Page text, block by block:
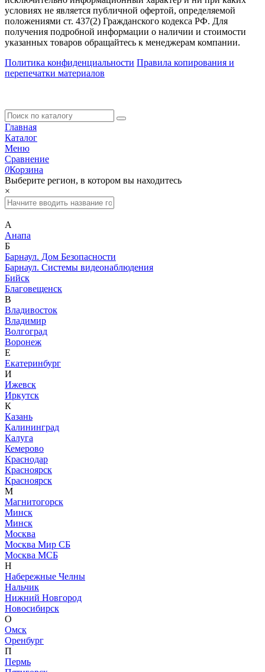
условиях не является публичной офертой, определяемой
положениями ст. 437(2) Гражданского кодекса РФ. Для
получения подробной информации о наличии и стоимости
указанных товаров обращайтесь к менеджерам компании.
Политика конфиденциальности Правила копирования и
перепечатки материалов
Главная
Каталог
Меню
Сравнение
0Корзина
Выберите регион, в котором вы находитесь
×
А
Анапа
Б
Барнаул. Дом Безопасности
Барнаул. Системы видеонаблюдения
Бийск
Благовещенск
В
Владивосток
Владимир
Волгоград
Воронеж
Е
Екатеринбург
И
Ижевск
Иркутск
К
Казань
Калининград
Калуга
Кемерово
Краснодар
Красноярск
Красноярск
М
Магнитогорск
Минск
Минск
Москва
Москва Мир СБ
Москва МСБ
Н
Набережные Челны
Нальчик
Нижний Новгород
Новосибирск
О
Омск
Оренбург
П
Пермь